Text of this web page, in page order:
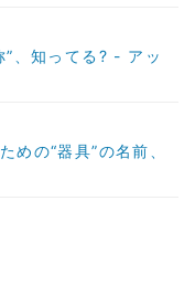
”、知ってる? - アッ
めの“器具”の名前、